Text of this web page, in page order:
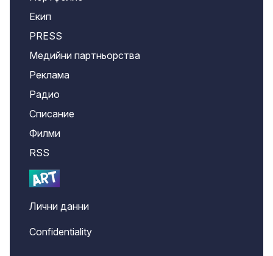
Екип
PRESS
Медийни партньорства
Реклама
Радио
Списание
Филми
RSS
Лични данни
Confidentiality